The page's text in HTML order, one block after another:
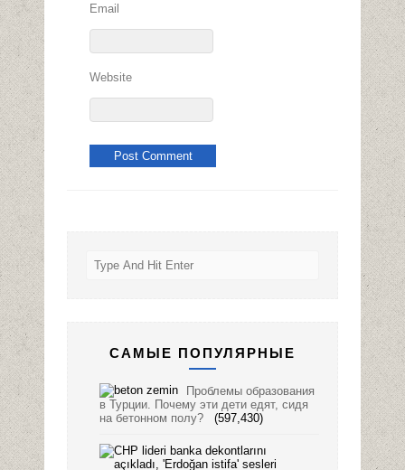
Email
Website
САМЫЕ ПОПУЛЯРНЫЕ
Проблемы образования
в Турции. Почему эти дети едят, сидя
на бетонном полу?
(597,430)